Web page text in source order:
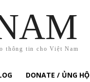
thông tin cho Việt Nam
DONATE / ỦNG HỘ